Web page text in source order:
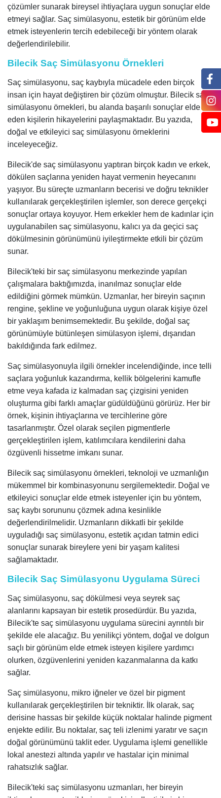
çözümler sunarak bireysel ihtiyaçlara uygun sonuçlar elde
etmeyi sağlar. Saç simülasyonu, estetik bir görünüm elde
etmek isteyenlerin tercih edebileceği bir yöntem olarak
değerlendirilebilir.
Bilecik Saç Simülasyonu Örnekleri
Saç simülasyonu, saç kaybıyla mücadele eden birçok
insan için hayat değiştiren bir çözüm olmuştur. Bilecik saç
simülasyonu örnekleri, bu alanda başarılı sonuçlar elde
eden kişilerin hikayelerini paylaşmaktadır. Bu yazıda,
doğal ve etkileyici saç simülasyonu örneklerini
inceleyeceğiz.
Bilecik'de saç simülasyonu yaptıran birçok kadın ve erkek,
dökülen saçlarına yeniden hayat vermenin heyecanını
yaşıyor. Bu süreçte uzmanların becerisi ve doğru teknikler
kullanılarak gerçekleştirilen işlemler, son derece gerçekçi
sonuçlar ortaya koyuyor. Hem erkekler hem de kadınlar için
uygulanabilen saç simülasyonu, kalıcı ya da geçici saç
dökülmesinin görünümünü iyileştirmekte etkili bir çözüm
sunar.
Bilecik'teki bir saç simülasyonu merkezinde yapılan
çalışmalara baktığımızda, inanılmaz sonuçlar elde
edildiğini görmek mümkün. Uzmanlar, her bireyin saçının
rengine, şekline ve yoğunluğuna uygun olarak kişiye özel
bir yaklaşım benimsemektedir. Bu şekilde, doğal saç
görünümüyle bütünleşen simülasyon işlemi, dışarıdan
bakıldığında fark edilmez.
Saç simülasyonuyla ilgili örnekler incelendiğinde, ince telli
saçlara yoğunluk kazandırma, kellik bölgelerini kamufle
etme veya kafada iz kalmadan saç çizgisini yeniden
oluşturma gibi farklı amaçlar güdüldüğünü görürüz. Her bir
örnek, kişinin ihtiyaçlarına ve tercihlerine göre
tasarlanmıştır. Özel olarak seçilen pigmentlerle
gerçekleştirilen işlem, katılımcılara kendilerini daha
özgüvenli hissetme imkanı sunar.
Bilecik saç simülasyonu örnekleri, teknoloji ve uzmanlığın
mükemmel bir kombinasyonunu sergilemektedir. Doğal ve
etkileyici sonuçlar elde etmek isteyenler için bu yöntem,
saç kaybı sorununu çözmek adına kesinlikle
değerlendirilmelidir. Uzmanların dikkatli bir şekilde
uyguladığı saç simülasyonu, estetik açıdan tatmin edici
sonuçlar sunarak bireylere yeni bir yaşam kalitesi
sağlamaktadır.
Bilecik Saç Simülasyonu Uygulama Süreci
Saç simülasyonu, saç dökülmesi veya seyrek saç
alanlarını kapsayan bir estetik prosedürdür. Bu yazıda,
Bilecik'te saç simülasyonu uygulama sürecini ayrıntılı bir
şekilde ele alacağız. Bu yenilikçi yöntem, doğal ve dolgun
saçlı bir görünüm elde etmek isteyen kişilere yardımcı
olurken, özgüvenlerini yeniden kazanmalarına da katkı
sağlar.
Saç simülasyonu, mikro iğneler ve özel bir pigment
kullanılarak gerçekleştirilen bir tekniktir. İlk olarak, saç
derisine hassas bir şekilde küçük noktalar halinde pigment
enjekte edilir. Bu noktalar, saç teli izlenimi yaratır ve saçın
doğal görünümünü taklit eder. Uygulama işlemi genellikle
lokal anestezi altında yapılır ve hastalar için minimal
rahatsızlık sağlar.
Bilecik'teki saç simülasyonu uzmanları, her bireyin